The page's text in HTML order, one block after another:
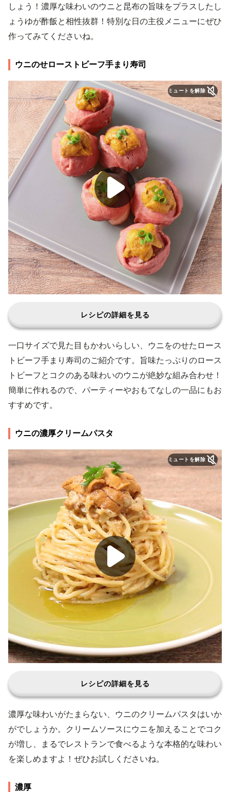
しょう！濃厚な味わいのウニと昆布の旨味をプラスしたし
ょうゆが酢飯と相性抜群！特別な日の主役メニューにぜひ
作ってみてくださいね。
ウニのせローストビーフ手まり寿司
ミュートを解除
レシピの詳細を見る
一口サイズで見た目もかわいらしい、ウニをのせたロース
トビーフ手まり寿司のご紹介です。旨味たっぷりのロース
トビーフとコクのある味わいのウニが絶妙な組み合わせ！
簡単に作れるので、パーティーやおもてなしの一品にもお
すすめです。
ウニの濃厚クリームパスタ
ミュートを解除
レシピの詳細を見る
濃厚な味わいがたまらない、ウニのクリームパスタはいか
がでしょうか。クリームソースにウニを加えることでコク
が増し、まるでレストランで食べるような本格的な味わい
を楽しめますよ！ぜひお試しくださいね。
濃厚 ウニのポテトグラタン